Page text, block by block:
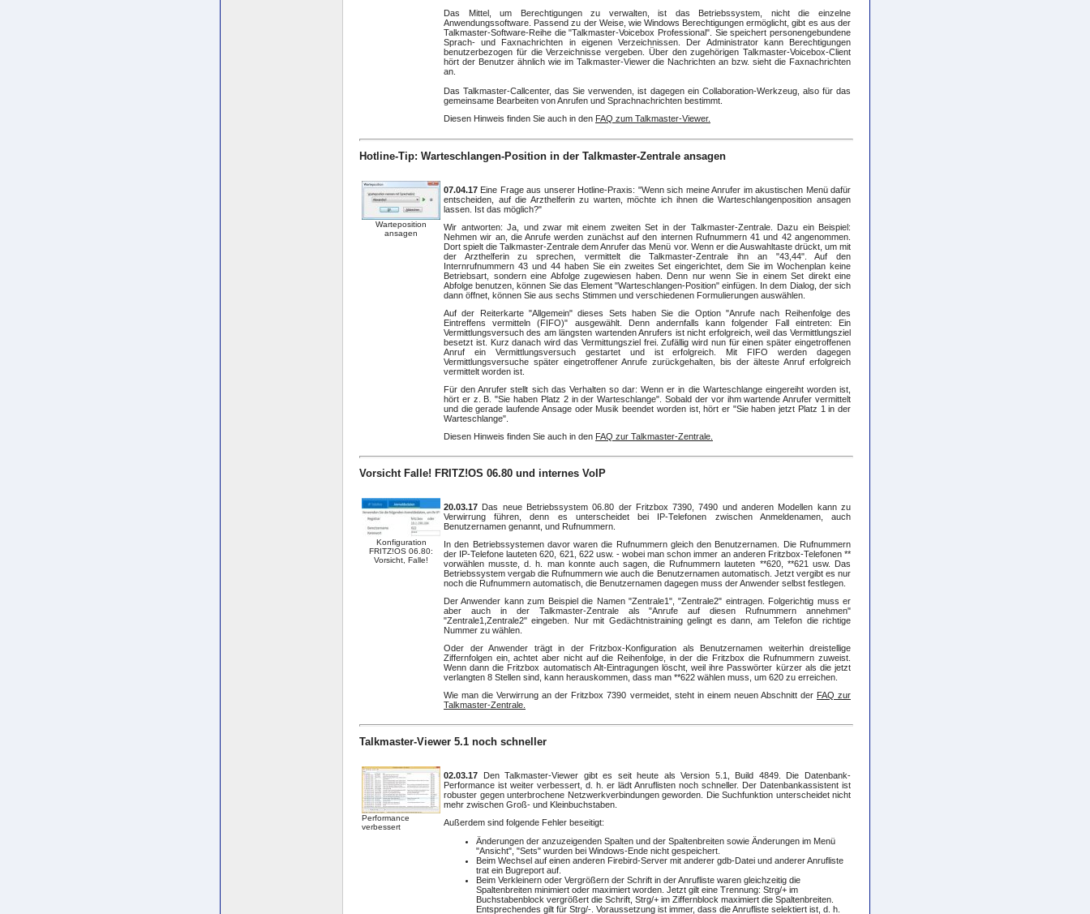
Das Mittel, um Berechtigungen zu verwalten, ist das Betriebssystem, nicht die einzelne
Anwendungssoftware. Passend zu der Weise, wie Windows Berechtigungen ermöglicht, gibt es aus der
Talkmaster-Software-Reihe die "Talkmaster-Voicebox Professional". Sie speichert personengebundene
Sprach- und Faxnachrichten in eigenen Verzeichnissen. Der Administrator kann Berechtigungen
benutzerbezogen für die Verzeichnisse vergeben. Über den zugehörigen Talkmaster-Voicebox-Client
hört der Benutzer ähnlich wie im Talkmaster-Viewer die Nachrichten an bzw. sieht die Faxnachrichten
an.
Das Talkmaster-Callcenter, das Sie verwenden, ist dagegen ein Collaboration-Werkzeug, also für das
gemeinsame Bearbeiten von Anrufen und Sprachnachrichten bestimmt.
Diesen Hinweis finden Sie auch in den FAQ zum Talkmaster-Viewer.
Hotline-Tip: Warteschlangen-Position in der Talkmaster-Zentrale ansagen
Warteposition
ansagen
07.04.17 Eine Frage aus unserer Hotline-Praxis: "Wenn sich meine Anrufer im akustischen Menü dafür
entscheiden, auf die Arzthelferin zu warten, möchte ich ihnen die Warteschlangenposition ansagen
lassen. Ist das möglich?"
Wir antworten: Ja, und zwar mit einem zweiten Set in der Talkmaster-Zentrale. Dazu ein Beispiel:
Nehmen wir an, die Anrufe werden zunächst auf den internen Rufnummern 41 und 42 angenommen.
Dort spielt die Talkmaster-Zentrale dem Anrufer das Menü vor. Wenn er die Auswahltaste drückt, um mit
der Arzthelferin zu sprechen, vermittelt die Talkmaster-Zentrale ihn an "43,44". Auf den
Internrufnummern 43 und 44 haben Sie ein zweites Set eingerichtet, dem Sie im Wochenplan keine
Betriebsart, sondern eine Abfolge zugewiesen haben. Denn nur wenn Sie in einem Set direkt eine
Abfolge benutzen, können Sie das Element "Warteschlangen-Position" einfügen. In dem Dialog, der sich
dann öffnet, können Sie aus sechs Stimmen und verschiedenen Formulierungen auswählen.
Auf der Reiterkarte "Allgemein" dieses Sets haben Sie die Option "Anrufe nach Reihenfolge des
Eintreffens vermitteln (FIFO)" ausgewählt. Denn andernfalls kann folgender Fall eintreten: Ein
Vermittlungsversuch des am längsten wartenden Anrufers ist nicht erfolgreich, weil das Vermittlungsziel
besetzt ist. Kurz danach wird das Vermittungsziel frei. Zufällig wird nun für einen später eingetroffenen
Anruf ein Vermittlungsversuch gestartet und ist erfolgreich. Mit FIFO werden dagegen
Vermittlungsversuche später eingetroffener Anrufe zurückgehalten, bis der älteste Anruf erfolgreich
vermittelt worden ist.
Für den Anrufer stellt sich das Verhalten so dar: Wenn er in die Warteschlange eingereiht worden ist,
hört er z. B. "Sie haben Platz 2 in der Warteschlange". Sobald der vor ihm wartende Anrufer vermittelt
und die gerade laufende Ansage oder Musik beendet worden ist, hört er "Sie haben jetzt Platz 1 in der
Warteschlange".
Diesen Hinweis finden Sie auch in den FAQ zur Talkmaster-Zentrale.
Vorsicht Falle! FRITZ!OS 06.80 und internes VoIP
Konfiguration
FRITZ!OS 06.80:
Vorsicht, Falle!
20.03.17 Das neue Betriebssystem 06.80 der Fritzbox 7390, 7490 und anderen Modellen kann zu
Verwirrung führen, denn es unterscheidet bei IP-Telefonen zwischen Anmeldenamen, auch
Benutzernamen genannt, und Rufnummern.
In den Betriebssystemen davor waren die Rufnummern gleich den Benutzernamen. Die Rufnummern
der IP-Telefone lauteten 620, 621, 622 usw. - wobei man schon immer an anderen Fritzbox-Telefonen **
vorwählen musste, d. h. man konnte auch sagen, die Rufnummern lauteten **620, **621 usw. Das
Betriebssystem vergab die Rufnummern wie auch die Benutzernamen automatisch. Jetzt vergibt es nur
noch die Rufnummern automatisch, die Benutzernamen dagegen muss der Anwender selbst festlegen.
Der Anwender kann zum Beispiel die Namen "Zentrale1", "Zentrale2" eintragen. Folgerichtig muss er
aber auch in der Talkmaster-Zentrale als "Anrufe auf diesen Rufnummern annehmen"
"Zentrale1,Zentrale2" eingeben. Nur mit Gedächtnistraining gelingt es dann, am Telefon die richtige
Nummer zu wählen.
Oder der Anwender trägt in der Fritzbox-Konfiguration als Benutzernamen weiterhin dreistellige
Ziffernfolgen ein, achtet aber nicht auf die Reihenfolge, in der die Fritzbox die Rufnummern zuweist.
Wenn dann die Fritzbox automatisch Alt-Eintragungen löscht, weil ihre Passwörter kürzer als die jetzt
verlangten 8 Stellen sind, kann herauskommen, dass man **622 wählen muss, um 620 zu erreichen.
Wie man die Verwirrung an der Fritzbox 7390 vermeidet, steht in einem neuen Abschnitt der FAQ zur
Talkmaster-Zentrale.
Talkmaster-Viewer 5.1 noch schneller
Performance
verbessert
02.03.17 Den Talkmaster-Viewer gibt es seit heute als Version 5.1, Build 4849. Die Datenbank-
Performance ist weiter verbessert, d. h. er lädt Anruflisten noch schneller. Der Datenbankassistent ist
robuster gegen unterbrochene Netzwerkverbindungen geworden. Die Suchfunktion unterscheidet nicht
mehr zwischen Groß- und Kleinbuchstaben.
Außerdem sind folgende Fehler beseitigt:
Änderungen der anzuzeigenden Spalten und der Spaltenbreiten sowie Änderungen im Menü
"Ansicht", "Sets" wurden bei Windows-Ende nicht gespeichert.
Beim Wechsel auf einen anderen Firebird-Server mit anderer gdb-Datei und anderer Anrufliste
trat ein Bugreport auf.
Beim Verkleinern oder Vergrößern der Schrift in der Anrufliste waren gleichzeitig die
Spaltenbreiten minimiert oder maximiert worden. Jetzt gilt eine Trennung: Strg/+ im
Buchstabenblock vergrößert die Schrift, Strg/+ im Ziffernblock maximiert die Spaltenbreiten.
Entsprechendes gilt für Strg/-. Voraussetzung ist immer, dass die Anrufliste selektiert ist, d. h.